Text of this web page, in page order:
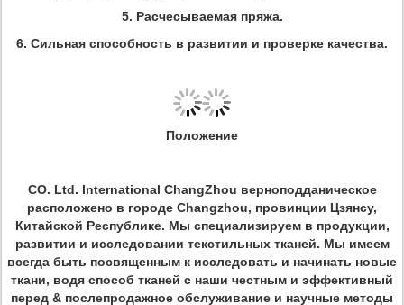
5. Расчесываемая пряжа.
6. Сильная способность в развитии и проверке качества.
Положение
CO. Ltd. International ChangZhou верноподданическое
расположено в городе Changzhou, провинции Цзянсу,
Китайской Республике. Мы специализируем в продукции,
развитии и исследовании текстильных тканей. Мы имеем
всегда быть посвященным к исследовать и начинать новые
ткани, водя способ тканей с наши честным и эффективный
перед & послепродажное обслуживание и научные методы